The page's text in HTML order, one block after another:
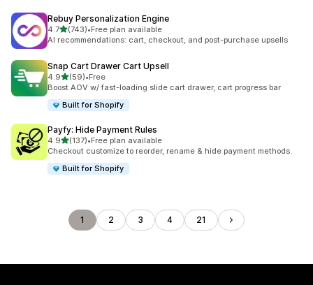
Rebuy Personalization Engine
4.75つ星中
(743)
合計レビュー数：743件
•Free plan available
AI recommendations: cart, checkout, and post-purchase upsells
Snap Cart Drawer Cart Upsell
4.95つ星中
(59)
合計レビュー数：59件
•Free
Boost AOV w/ fast-loading slide cart drawer, cart progress bar
Built for Shopify
Payfy: Hide Payment Rules
4.95つ星中
(137)
合計レビュー数：137件
•Free plan available
Checkout customize to reorder, rename & hide payment methods.
Built for Shopify
1 2 3 4 21